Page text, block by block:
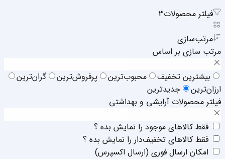
فیلتر محصولات3
مرتب‌سازی
مرتب سازی بر اساس
بیشترین تخفیف
محبوب‌ترین پرفروش‌ترین
گران‌ترین
ارزان‌ترین
جدیدترین
فیلتر محصولات آرایشی و بهداشتی
فقط‌ کالا‌‌های موجود را نمایش بده ؟
فقط‌ کالا‌‌های تخفیف‌دار را نمایش بده ؟
امکان ارسال فوری (ارسال اکسپرس)